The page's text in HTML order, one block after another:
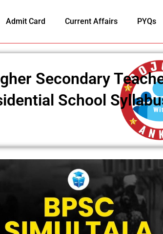
Admit Card Current Affairs PYQs
Secondary
School